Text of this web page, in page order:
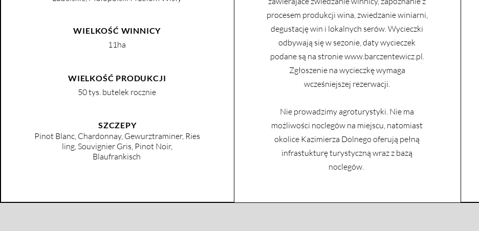
WIELKOŚĆ WINNICY
11ha
WIELKOŚĆ PRODUKCJI
​50 tys. butelek rocznie
SZCZEPY
Pinot Blanc, Chardonnay, Gewurztraminer, Ries
ling,Souvignier Gris, Pinot Noir,
Blaufrankisch
procesem produkcji wina, zwiedzanie winiarni,
degustację win i lokalnych serów. Wycieczki
odbywają się w sezonie, daty wycieczek
podane są na stroniewww.barczentewicz.pl.
Zgłoszenie na wycieczkę wymaga
wcześniejszej rezerwacji.
Nie prowadzimy agroturystyki. Nie ma
możliwości noclegów na miejscu, natomiast
okolice Kazimierza Dolnego oferują pełną
infrastukturę turystyczną wraz z bazą
noclegów. ​​​